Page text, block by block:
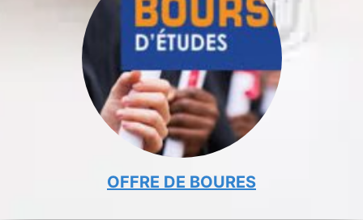
OFFRE DE BOURES